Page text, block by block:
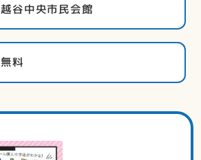
越谷中央市民会館
無料